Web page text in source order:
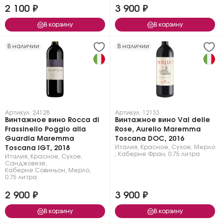
2 100 ₽
В корзину
3 900 ₽
В корзину
В наличии
Артикул: 24128
Винтажное вино Rocca di
Frassinello Poggio alla
Guardia Maremma
Toscana IGT, 2018
Италия Красное Сухое
Санджовезе
Каберне Совиньон
Мерло
0.75 литра
2 900 ₽
В корзину
В наличии
Артикул: 12133
Винтажное вино Val delle
Rose, Aurelio Maremma
Toscana DOC, 2016
Италия Красное Сухое
Мерло
Каберне Фран 0.75 литра
3 900 ₽
В корзину